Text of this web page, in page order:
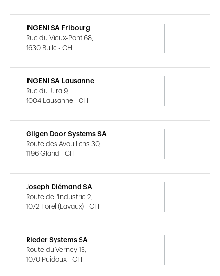
INGENI SA Fribourg
Rue du Vieux-Pont 68,
1630 Bulle - CH
INGENI SA Lausanne
Rue du Jura 9,
1004 Lausanne - CH
Gilgen Door Systems SA
Route des Avouillons 30,
1196 Gland - CH
Joseph Diémand SA
Route de l'Industrie 2,
1072 Forel (Lavaux) - CH
Rieder Systems SA
Route du Verney 13,
1070 Puidoux - CH